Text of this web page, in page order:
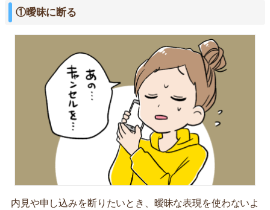
①曖昧に断る
内見や申し込みを断りたいとき、曖昧な表現を使わないよ